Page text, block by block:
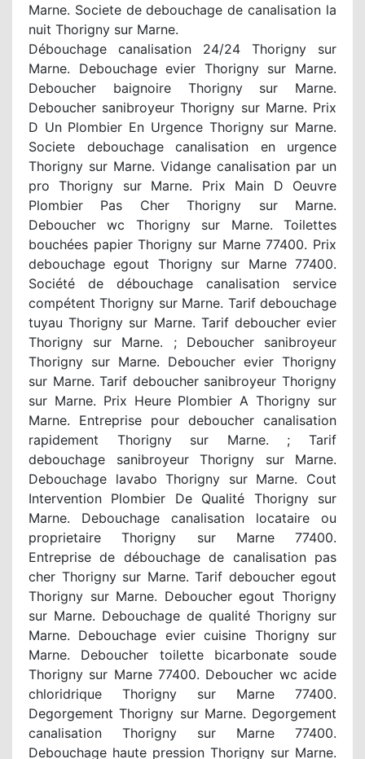
Marne. Societe de debouchage de canalisation la
nuit Thorigny sur Marne.
Débouchage canalisation 24/24 Thorigny sur
Marne. Debouchage evier Thorigny sur Marne.
Deboucher baignoire Thorigny sur Marne.
Deboucher sanibroyeur Thorigny sur Marne. Prix
D Un Plombier En Urgence Thorigny sur Marne.
Societe debouchage canalisation en urgence
Thorigny sur Marne. Vidange canalisation par un
pro Thorigny sur Marne. Prix Main D Oeuvre
Plombier Pas Cher Thorigny sur Marne.
Deboucher wc Thorigny sur Marne. Toilettes
bouchées papier Thorigny sur Marne 77400. Prix
debouchage egout Thorigny sur Marne 77400.
Société de débouchage canalisation service
compétent Thorigny sur Marne. Tarif debouchage
tuyau Thorigny sur Marne. Tarif deboucher evier
Thorigny sur Marne. ; Deboucher sanibroyeur
Thorigny sur Marne. Deboucher evier Thorigny
sur Marne. Tarif deboucher sanibroyeur Thorigny
sur Marne. Prix Heure Plombier A Thorigny sur
Marne. Entreprise pour deboucher canalisation
rapidement Thorigny sur Marne. ; Tarif
debouchage sanibroyeur Thorigny sur Marne.
Debouchage lavabo Thorigny sur Marne. Cout
Intervention Plombier De Qualité Thorigny sur
Marne. Debouchage canalisation locataire ou
proprietaire Thorigny sur Marne 77400.
Entreprise de débouchage de canalisation pas
cher Thorigny sur Marne. Tarif deboucher egout
Thorigny sur Marne. Deboucher egout Thorigny
sur Marne. Debouchage de qualité Thorigny sur
Marne. Debouchage evier cuisine Thorigny sur
Marne. Deboucher toilette bicarbonate soude
Thorigny sur Marne 77400. Deboucher wc acide
chloridrique Thorigny sur Marne 77400.
Degorgement Thorigny sur Marne. Degorgement
canalisation Thorigny sur Marne 77400.
Debouchage haute pression Thorigny sur Marne.